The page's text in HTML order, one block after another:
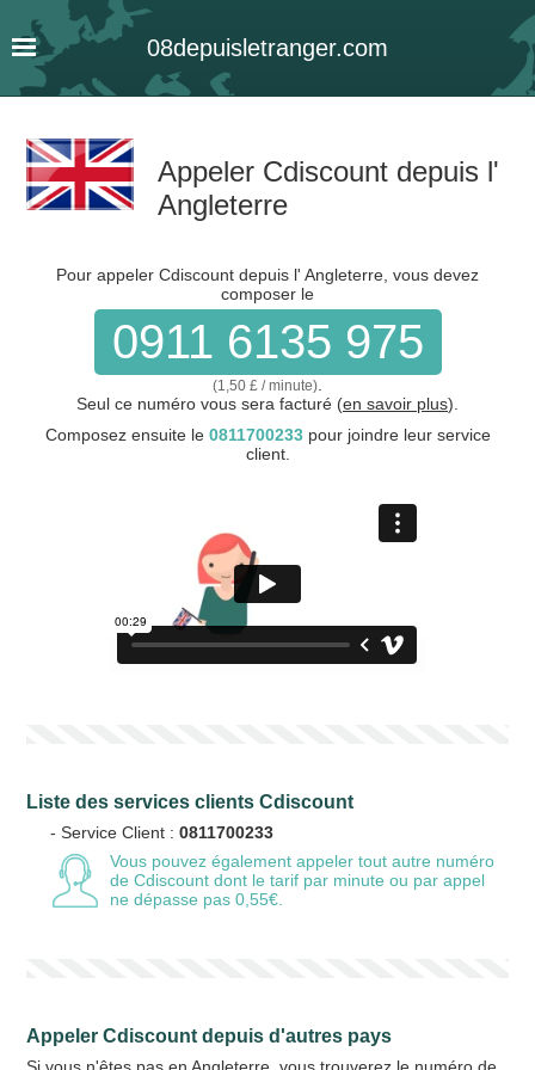
08depuisletranger.com
Appeler Cdiscount depuis l'
Angleterre
Pour appeler Cdiscount depuis l' Angleterre, vous devez
composer le
0911 6135 975
(1,50 £ / minute)
Seul ce numéro vous sera facturé (en savoir plus).
Composez ensuite le 0811700233pour joindre leur service
client.
Liste des services clients Cdiscount
- Service Client :0811700233
Vous pouvez également appeler tout autre numéro
de Cdiscount dont le tarif par minute ou par appel
ne dépasse pas 0,55€.
Appeler Cdiscount depuis d'autres pays